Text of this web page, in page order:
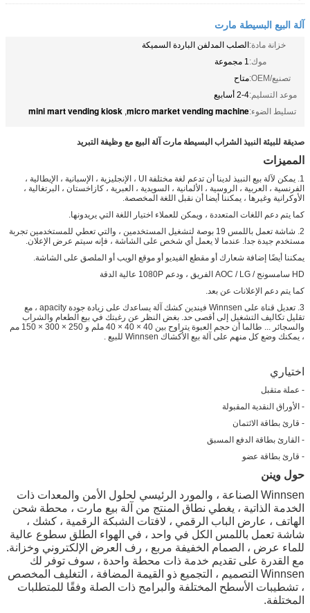
آلة البيع البسيطة مارت
خزانة مادة:الصلب المدلفن الباردة السميكة
موك:1 مجموعة
تصنيع/OEM:
متاح
موعد التسليم:2-4 أسابيع
تسليط الضوء:micro market vending machine
,
mini mart vending kiosk
صديقة للبيئة النبيذ الشراب البسيطة مارت آلة البيع مع وظيفة التبريد
المميزات
1. يمكن لآلة بيع النبيذ لدينا أن تدعم لغة مختلفة UI ، الإنجليزية ، الإسبانية ، الإيطالية ،
الفرنسية ، العربية ، الروسية ، الألمانية ، السويدية ، العبرية ، كازاخستان ، البرتغالية ،
الأوكرانية وغيرها ، يمكننا أيضا أن نقبل اللغة المخصصة.
كما يتم دعم اللغات المتعددة ، ويمكن للعملاء اختيار اللغة التي يريدونها.
2. شاشة تعمل باللمس 19 بوصة لتشغيل المستخدمين ، والتي تعطي للمستخدمين تجربة
مستخدم جيدة جدا. عندما لا يعمل أي شخص على الشاشة ، فإنه سيتم عرض الإعلان.
يمكننا أيضًا إضافة شعارك أو مقطع الفيديو أو موقع الويب أو الملصق على الشاشة.
HD سامسونج / AOC / LG الفريق ، ودعم 1080P عالية الدقة
كما يتم دعم الإعلانات عن بعد.
3. تعديل قناة على Winnsen فيندين كشك آلة يساعدك على زيادة جودة apacity ، مع
تقليل تكاليف التشغيل إلى أقصى حد. بغض النظر عن رغبتك في بيع الطعام والشراب
والسجائر ... طالما أن حجم العبوة يتراوح بين 40 × 40 × 40 ملم و 250 × 300 × 150 مم
، يمكنك وضع كل منهم على آلة بيع الأكشاك Winnsen للبيع .
اختياري
- عملة متقبل
- الأوراق النقدية المقبولة
- قارئ بطاقة الائتمان
- القارئ بطاقة الدفع المسبق
- قارئ بطاقة عضو
حول وينن
Winnsen الصناعة ، والمورد الرئيسي لحلول الأمن والمعدات ذات
الخدمة الذاتية ، يغطي نطاق المنتج من آلة بيع مارت ، محطة شحن
الهاتف ، عارض الباب الرقمي ، لافتات الشبكة الرقمية ، كشك ،
شاشة تعمل باللمس الكل في واحد ، في الهواء الطلق سطوع عالية
للماء عرض ، الصمام الخفيفة مربع ، رف العرض الإلكتروني وخزانة.
مع القدرة على تقديم خدمة ذات محطة واحدة ، سوف توفر لك
Winnsen التصميم ، التجميع ذو القيمة المضافة ، التغليف المخصص
، تشطيبات الأسطح المختلفة والبرامج ذات الصلة وفقًا للمتطلبات
المختلفة.